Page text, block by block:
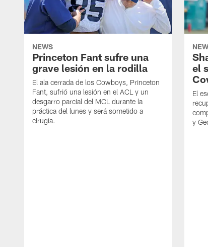
NEWS
Princeton Fant sufre una
grave lesión en la rodilla
El ala cerrada de los Cowboys, Princeton
Fant, sufrió una lesión en el ACL y un
desgarro parcial del MCL durante la
práctica del lunes y será sometido a
cirugía.
el
El
y